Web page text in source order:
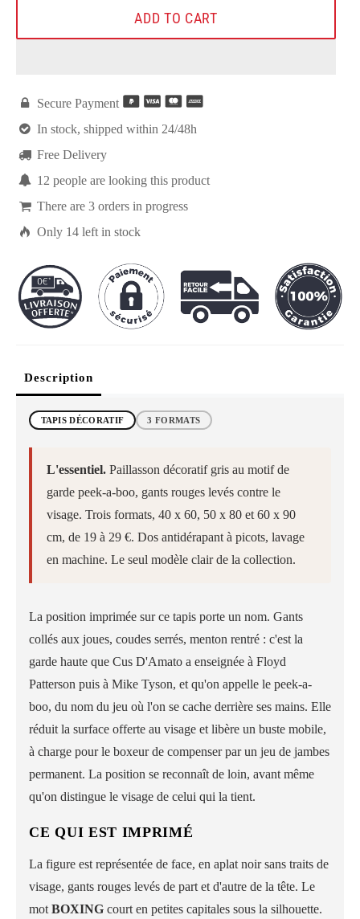
ADD TO CART
 Secure Payment
 In stock, shipped within 24/48h
 Free Delivery
 10 people are looking this product
 There are3 orders in progress
 Only 14 left in stock
Description
TAPIS DÉCORATIF 3 FORMATS
L'essentiel.Paillasson décoratif gris au motif de
garde peek-a-boo, gants rouges levés contre le
visage. Trois formats, 40 x 60, 50 x 80 et 60 x 90
cm, de 19 à 29 €. Dos antidérapant à picots, lavage
en machine. Le seul modèle clair de la collection.
La position imprimée sur ce tapis porte un nom. Gants
collés aux joues, coudes serrés, menton rentré : c'est la
garde haute que Cus D'Amato a enseignée à Floyd
Patterson puis à Mike Tyson, et qu'on appelle le peek-a-
boo, du nom du jeu où l'on se cache derrière ses mains. Elle
réduit la surface offerte au visage et libère un buste mobile,
à charge pour le boxeur de compenser par un jeu de jambes
permanent. La position se reconnaît de loin, avant même
qu'on distingue le visage de celui qui la tient.
CE QUI EST IMPRIMÉ
La figure est représentée de face, en aplat noir sans traits de
visage, gants rouges levés de part et d'autre de la tête. Le
mot BOXING court en petites capitales sous la silhouette.